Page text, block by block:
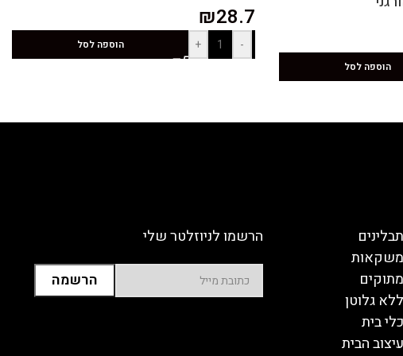
הוספה לסל
₪28.7
-
+ הוספה לסל
תבלינים
משקאות
מתוקים
ללא גלוטן
כלי בית
עיצוב הבית
הרשמו לניוזלטר שלי